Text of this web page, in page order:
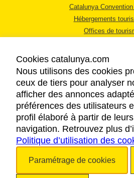
Catalunya
Hébergements
Offices de
MENTIONS
RÈGLES DE
COOKIES
Cookies catalunya.com
Nous utilisons des cookies
ceux de tiers pour analyser
afficher des annonces
préférences des utilisateurs
profil élaboré à partir de
navigation. Retrouvez plus
Politique d’utilisation des
Paramétrage de cookies